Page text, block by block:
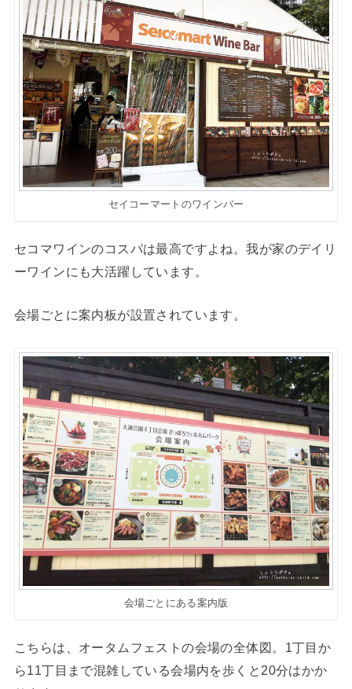
セイコーマートのワインバー
セコマワインのコスパは最高ですよね。我が家のデイリ
ーワインにも大活躍しています。
会場ごとに案内板が設置されています。
会場ごとにある案内版
こちらは、オータムフェストの会場の全体図。1丁目か
ら11丁目まで混雑している会場内を歩くと20分はかか